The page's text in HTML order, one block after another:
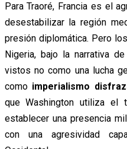
Para Traoré, Francia es el
desestabilizar la región
presión diplomática. Pero
Nigeria, bajo la narrativa
vistos no como una lucha
comoimperialismo
que Washington utiliza el
establecer una presencia
con una agresividad